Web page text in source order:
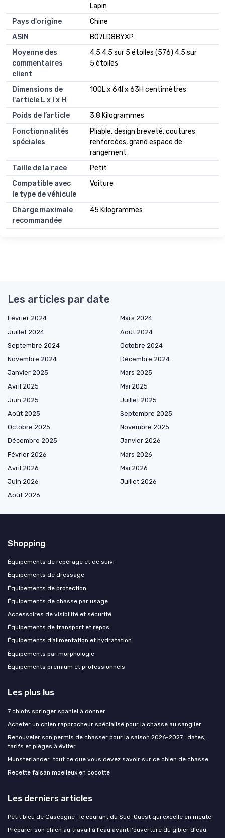
Lapin
Pays d'origine
Chine
ASIN
B07LD8BYXP
Moyenne des
commentaires
client
4,5 4,5 sur 5 étoiles (576) 4,5 sur
5 étoiles
Dimensions de
l'article L x l x H
100L x 64l x 63H centimètres
Poids de l’article
3,8 Kilogrammes
Fonctionnalités
spéciales
Pliable, design breveté, coutures
renforcées, grand espace de
rangement
Taille de la race
Petit
Compatible avec
le type de véhicule
Voiture
Charge maximale
recommandée
45 Kilogrammes
Les articles par date
Février 2024
Mars 2024
Juillet 2024
Août 2024
Septembre 2024
Octobre 2024
Novembre 2024
Décembre 2024
Janvier 2025
Mars 2025
Avril 2025
Mai 2025
Juin 2025
Juillet 2025
Août 2025
Septembre 2025
Octobre 2025
Novembre 2025
Décembre 2025
Janvier 2026
Février 2026
Mars 2026
Avril 2026
Mai 2026
Juin 2026
Juillet 2026
Août 2026
Shopping
Équipements de repérage et de suivi
Équipements de dressage
Équipements de protection
Équipements de chasse par usage
Accessoires de visibilité et sécurité
Équipements de transport et repos
Équipements d’alimentation et hydratation
Équipements par morphologie
Équipements premium et professionnels
Les plus lus
7 chiots springer spaniel à donner
Acheter un chien rapprocheur spécialisé pour la chasse au sanglier
Renouveler son permis de chasser pour la saison 2026-2027 : dates,
tarifs et pièges à éviter
Munsterlander: tout ce que vous devez savoir sur ce chien de chasse
Recette faisan moelleux en cocotte
Les derniers articles
Petit bleu de Gascogne : le courant du Sud-Ouest qui excelle en meute
Préparer son chien au travail à l'eau avant l'ouverture du gibier d'eau